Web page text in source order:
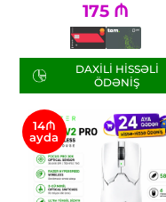
175 ₼
DAXILI HISSƏLI
ÖDƏNIŞ
14₼
ayda